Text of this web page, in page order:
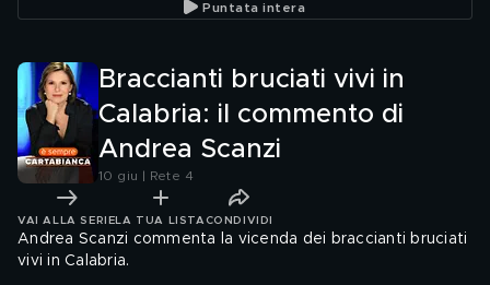
Puntata intera
Braccianti bruciati vivi in
Calabria: il commento di
Andrea Scanzi
10 giu | Rete 4
VAI ALLA SERIE LA TUA LISTA CONDIVIDI
Andrea Scanzi commenta la vicenda dei braccianti bruciati
vivi in Calabria.